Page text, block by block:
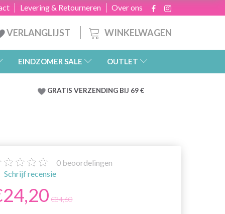
Over ons
Levering & Retourneren
WINKELWAGEN
VERLANGLIJST
EINDZOMER SALE OUTLET
GRATIS VERZENDING BIJ 69 €
0 beoordelingen
Schrijf recensie
€34,60